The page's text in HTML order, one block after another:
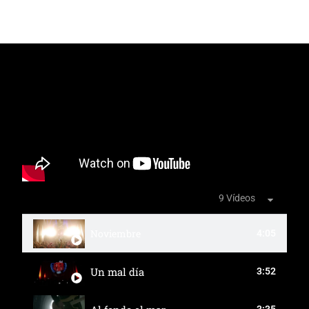
9 Vídeos
Un mal día 3:52